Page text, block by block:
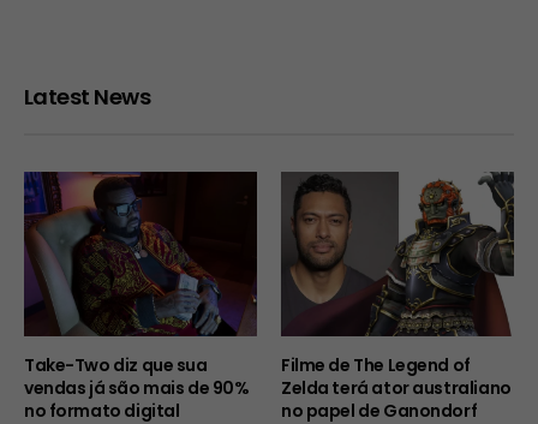
Latest News
Take-Two diz que sua
vendas já são mais de 90%
no formato digital
Filme de The Legend of
Zelda terá ator australiano
no papel de Ganondorf